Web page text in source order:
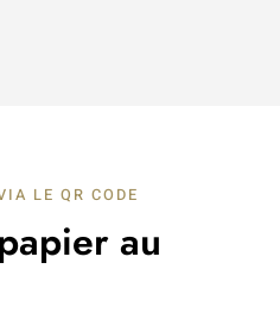
LE QR CODE
au